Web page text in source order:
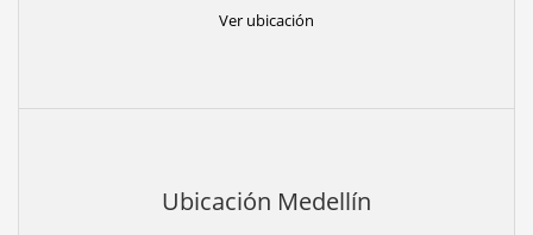
Ver ubicación
Ubicación Medellín